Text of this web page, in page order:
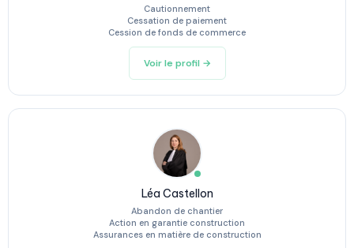
Cautionnement
Cessation de paiement
Cession de fonds de commerce
Voir le profil →
Léa Castellon
Abandon de chantier
Action en garantie construction
Assurances en matière de construction